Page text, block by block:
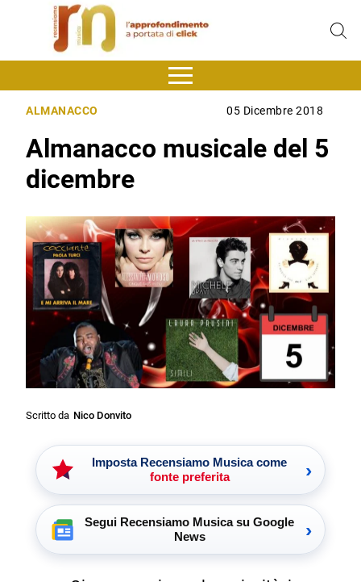
ALMANACCO 05 Dicembre 2018
Almanacco musicale del 5
dicembre
Scritto da Nico Donvito
Imposta Recensiamo Musica come
fonte preferita
›
Segui Recensiamo Musica su Google
News
›